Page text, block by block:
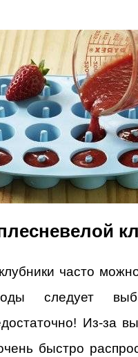
часто
следует
Из-за
быстро